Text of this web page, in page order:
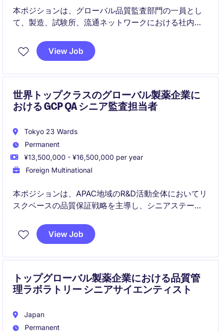
本ポジションは、グローバル品質監査部門の一員とし
て、製造、試験所、流通ネットワークにおける社内外
本における監査機能の代表として、リージョナルおよ
びグローバルのステークホルダーと密接に連携でき
View Job
世界トップクラスのグローバル製薬企業に
おける GCP QA シニア監査担当者
Tokyo 23 Wards
Permanent
¥13,500,000 - ¥16,500,000 per year
Foreign Multinational
本ポジションは、APAC地域のR&D活動全体においてリ
スクベースの品質保証戦略を主導し、シニアステーク
します。戦略的なビジネスパートナーシップと、監
査・査察・コンプライアンス施策をリードする実務的
View Job
トップグローバル製薬企業における品質管
理ラボラトリー シニアサイエンティスト
Japan
Permanent